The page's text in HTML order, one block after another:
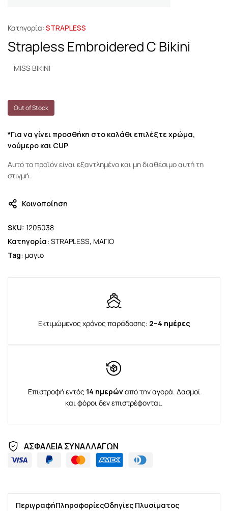
Κατηγορία: STRAPLESS
Strapless Embroidered C Bikini
MISS BIKINI
Out of Stock
*Για να γίνει προσθήκη στο καλάθι επιλέξτε χρώμα,
νούμερο και CUP
Αυτό το προϊόν είναι εξαντλημένο και μη διαθέσιμο αυτή τη
στιγμή.
Κοινοποίηση
SKU: 1205038
Κατηγορία: STRAPLESS, ΜΑΓΙΟ
Tag: μαγιο
Εκτιμώμενος χρόνος παράδοσης: 2–4 ημέρες
Επιστροφή εντός 14 ημερώναπό την αγορά. Δασμοί
και φόροι δεν επιστρέφονται.
ΑΣΦΑΛΕΙΑ ΣΥΝΑΛΛΑΓΩΝ
ΠεριγραφήΠληροφορίεςΟδηγίες Πλυσίματος